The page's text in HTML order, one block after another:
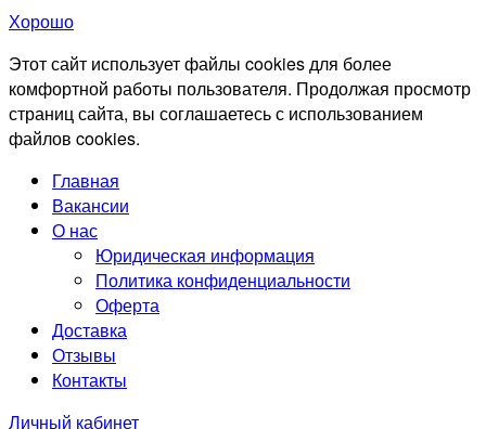
Хорошо
Этот сайт использует файлы cookies для более
комфортной работы пользователя. Продолжая просмотр
страниц сайта, вы соглашаетесь с использованием
файлов cookies.
Главная
Вакансии
О нас
Юридическая информация
Политика конфиденциальности
Оферта
Доставка
Отзывы
Контакты
Личный кабинет